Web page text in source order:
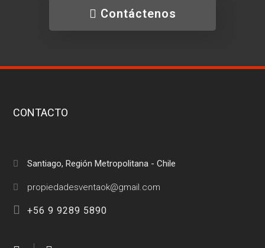
Contáctenos
CONTACTO
Santiago, Región Metropolitana - Chile
+56 9 9289 5890